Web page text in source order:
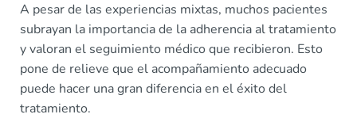
A pesar de las experiencias mixtas, muchos pacientes
subrayan la importancia de la adherencia al tratamiento
y valoran el seguimiento médico que recibieron. Esto
pone de relieve que el acompañamiento adecuado
puede hacer una gran diferencia en el éxito del
tratamiento.